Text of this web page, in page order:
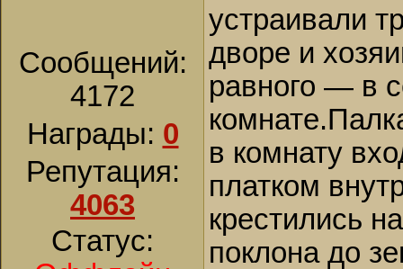
Сообщений:
4172
Награды: 0
Репутация:
4063
Статус:
устраивали
дворе и
равного — в
в комнату
платком
крестились
поклона до